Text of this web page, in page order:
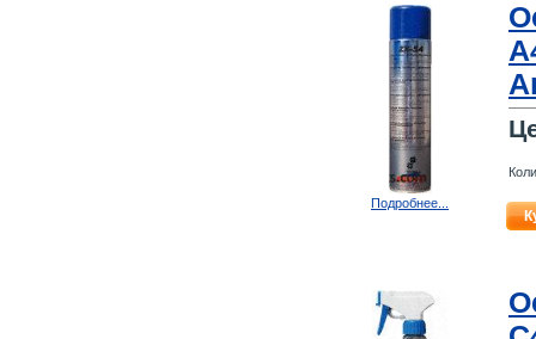
Подробнее...